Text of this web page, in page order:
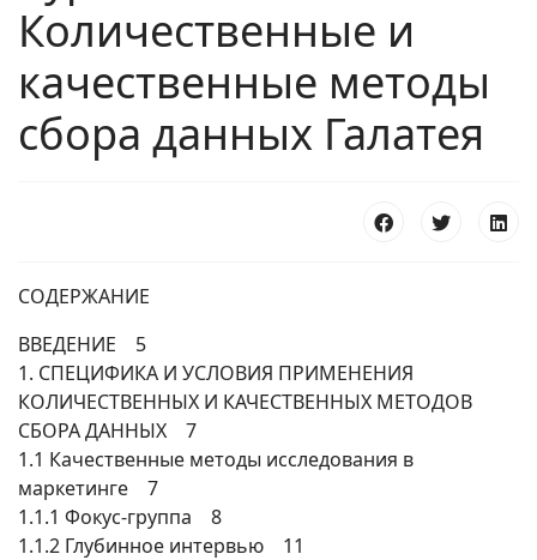
Количественные и
качественные методы
сбора данных Галатея
СОДЕРЖАНИЕ
ВВЕДЕНИЕ 5
1. СПЕЦИФИКА И УСЛОВИЯ ПРИМЕНЕНИЯ
КОЛИЧЕСТВЕННЫХ И КАЧЕСТВЕННЫХ МЕТОДОВ
СБОРА ДАННЫХ 7
1.1 Качественные методы исследования в
маркетинге 7
1.1.1 Фокус-группа 8
1.1.2 Глубинное интервью 11